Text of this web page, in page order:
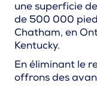
une superficie
de 500 000
Chatham, en
Kentucky.
En éliminant le
offrons des